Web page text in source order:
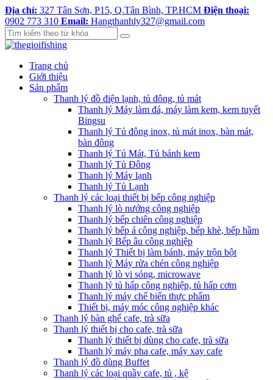
Địa chỉ: 327 Tân Sơn, P15, Q.Tân Bình, TP.HCM Điện thoại:
0902 773 310 Email: Hangthanhly327@gmail.com
Trang chủ
Giới thiệu
Sản phẩm
Thanh lý đồ điện lạnh, tủ đông, tủ mát
Thanh lý Máy làm đá, máy làm kem, kem tuyết
Bingsu
Thanh lý Tủ đông inox, tủ mát inox, bàn mát,
bàn đông
Thanh lý Tủ Mát, Tủ bánh kem
Thanh lý Tủ Đông
Thanh lý Máy lạnh
Thanh lý Tủ Lạnh
Thanh lý các loại thiết bị bếp công nghiệp
Thanh lý lò nướng công nghiệp
Thanh lý bếp chiên công nghiệp
Thanh lý bếp á công nghiệp, bếp khè, bếp hầm
Thanh lý Bếp âu công nghiệp
Thanh lý Thiết bị làm bánh, máy trộn bột
Thanh lý Máy rửa chén công nghiệp
Thanh lý lò vi sóng, microwave
Thanh lý tủ hấp công nghiệp, tủ hấp cơm
Thanh lý máy chế biến thực phẩm
Thiết bị, máy móc công nghiệp khác
Thanh lý bàn ghế cafe, trà sữa
Thanh lý thiết bị cho cafe, trà sữa
Thanh lý thiết bị dùng cho cafe, trà sữa
Thanh lý máy pha cafe, máy xay cafe
Thanh lý đồ dùng Buffet
Thanh lý các loại quầy cafe, tủ , kệ